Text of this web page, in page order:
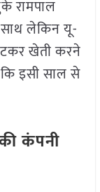
रामपाल
साथ लेकिन यू-
खेती करने
इसी साल से
कंपनी